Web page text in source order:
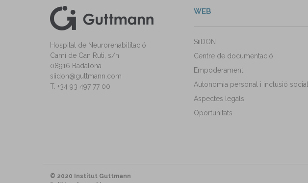
Hospital de Neurorehabilitació
Camí de Can Ruti, s/n
08916 Badalona
siidon@guttmann.com
T. +34 93 497 77 00
WEB
SiiDON
Centre de documentació
Empoderament
Autonomia personal i inclusió social
Aspectes legals
Oportunitats
© 2020 Institut Guttmann